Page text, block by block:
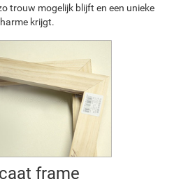
trouw mogelijk blijft en een unieke
krijgt.
frame